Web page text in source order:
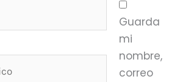
Guarda
mi
nombre,
correo